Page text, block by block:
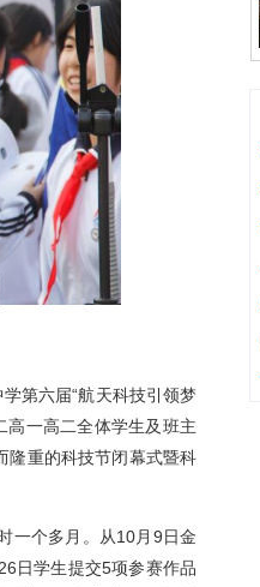
第六届“航天科技引领梦
高一高二全体学生及班主
隆重的科技节闭幕式暨科
个多月。从10月9日金
日学生提交5项参赛作品